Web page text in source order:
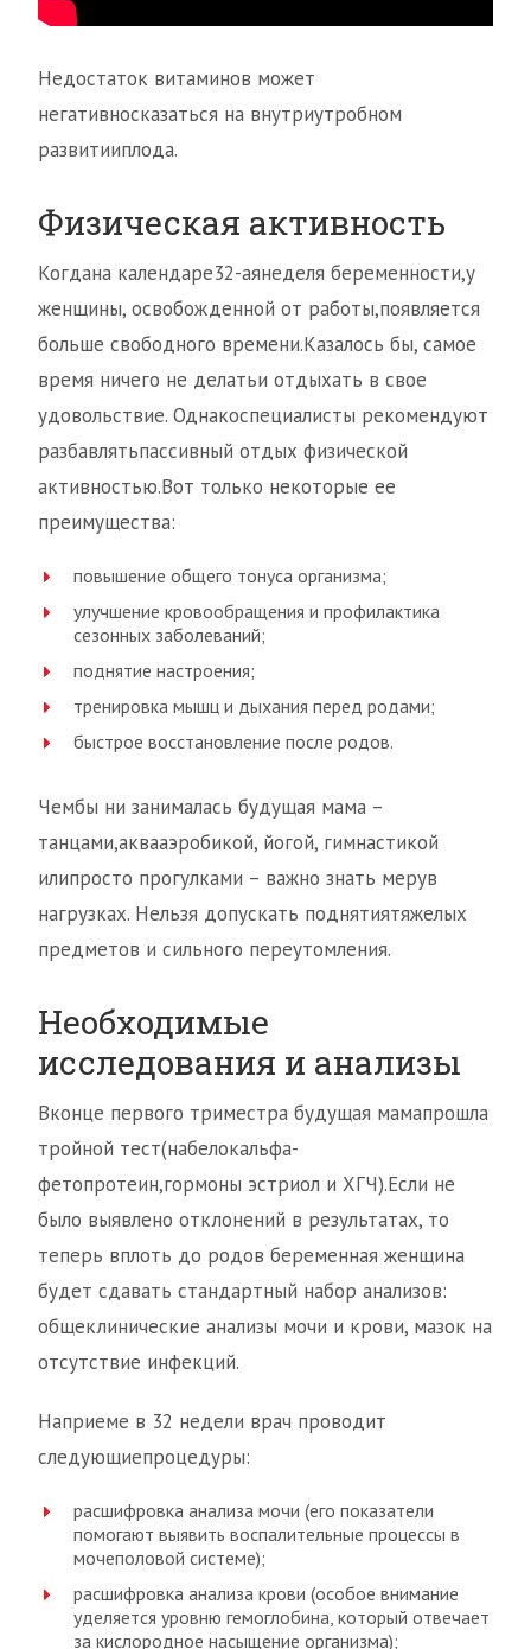
Недостаток витаминов может
негативносказаться на внутриутробном
развитииплода.
Физическая активность
Когдана календаре32-аянеделя беременности,у
женщины, освобожденной от работы,появляется
больше свободного времени.Казалось бы, самое
время ничего не делатьи отдыхать в свое
удовольствие. Однакоспециалисты рекомендуют
разбавлятьпассивный отдых физической
активностью.Вот только некоторые ее
преимущества:
повышение общего тонуса организма;
улучшение кровообращения и профилактика
сезонных заболеваний;
поднятие настроения;
тренировка мышц и дыхания перед родами;
быстрое восстановление после родов.
Чембы ни занималась будущая мама –
танцами,аквааэробикой, йогой, гимнастикой
илипросто прогулками – важно знать мерув
нагрузках. Нельзя допускать поднятиятяжелых
предметов и сильного переутомления.
Необходимые
исследования и анализы
Вконце первого триместра будущая мамапрошла
тройной тест(набелокальфа-
фетопротеин,гормоны эстриол и ХГЧ).Если не
было выявлено отклонений в результатах, то
теперь вплоть до родов беременная женщина
будет сдавать стандартный набор анализов:
общеклинические анализы мочи и крови, мазок на
отсутствие инфекций.
Наприеме в 32 недели врач проводит
следующиепроцедуры:
расшифровка анализа мочи (его показатели
помогают выявить воспалительные процессы в
мочеполовой системе);
расшифровка анализа крови (особое внимание
уделяется уровню гемоглобина, который отвечает
за кислородное насыщение организма);